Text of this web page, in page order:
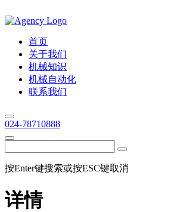
首页
关于我们
机械知识
机械自动化
联系我们
024-78710888
按Enter键搜索或按ESC键取消
详情